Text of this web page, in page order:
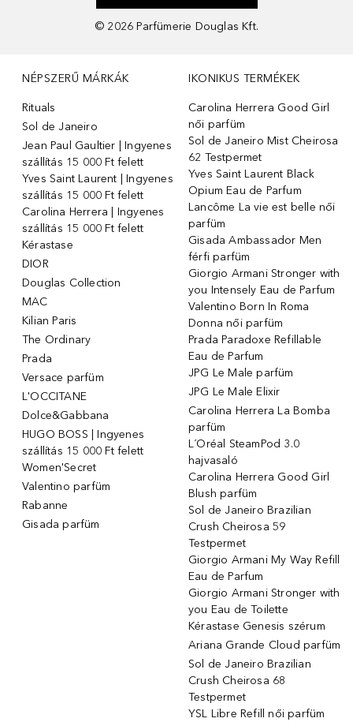
© 2026 Parfümerie Douglas Kft.
NÉPSZERŰ MÁRKÁK
Rituals
Sol de Janeiro
Jean Paul Gaultier | Ingyenes
szállítás 15 000 Ft felett
Yves Saint Laurent | Ingyenes
szállítás 15 000 Ft felett
Carolina Herrera | Ingyenes
szállítás 15 000 Ft felett
Kérastase
DIOR
Douglas Collection
MAC
Kilian Paris
The Ordinary
Prada
Versace parfüm
L'OCCITANE
Dolce&Gabbana
HUGO BOSS | Ingyenes
szállítás 15 000 Ft felett
Women'Secret
Valentino parfüm
Rabanne
Gisada parfüm
IKONIKUS TERMÉKEK
Carolina Herrera Good Girl
női parfüm
Sol de Janeiro Mist Cheirosa
62 Testpermet
Yves Saint Laurent Black
Opium Eau de Parfum
Lancôme La vie est belle női
parfüm
Gisada Ambassador Men
férfi parfüm
Giorgio Armani Stronger with
you Intensely Eau de Parfum
Valentino Born In Roma
Donna női parfüm
Prada Paradoxe Refillable
Eau de Parfum
JPG Le Male parfüm
JPG Le Male Elixir
Carolina Herrera La Bomba
parfüm
L´Oréal SteamPod 3.0
hajvasaló
Carolina Herrera Good Girl
Blush parfüm
Sol de Janeiro Brazilian
Crush Cheirosa 59
Testpermet
Giorgio Armani My Way Refill
Eau de Parfum
Giorgio Armani Stronger with
you Eau de Toilette
Kérastase Genesis szérum
Ariana Grande Cloud parfüm
Sol de Janeiro Brazilian
Crush Cheirosa 68
Testpermet
YSL Libre Refill női parfüm